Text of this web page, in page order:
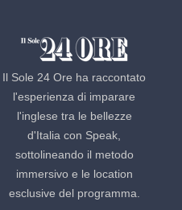
Il Sole 24 Ore ha raccontato
l'esperienza di imparare
l'inglese tra le bellezze
d'Italia con Speak,
sottolineando il metodo
immersivo e le location
esclusive del programma.